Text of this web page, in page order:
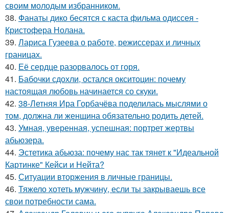
своим молодым избранником.
38. Фанаты дико бесятся с каста фильма одиссея -
Кристофера Нолана.
39. Лариса Гузеева о работе, режиссерах и личных
границах.
40. Её сердце разорвалось от горя.
41. Бабочки сдохли, остался окситоцин: почему
настоящая любовь начинается со скуки.
42. 38-Летняя Ира Горбачёва поделилась мыслями о
том, должна ли женщина обязательно родить детей.
43. Умная, уверенная, успешная: портрет жертвы
абьюзера.
44. Эстетика абьюза: почему нас так тянет к "Идеальной
Картинке" Кейси и Нейта?
45. Ситуации вторжения в личные границы.
46. Тяжело хотеть мужчину, если ты закрываешь все
свои потребности сама.